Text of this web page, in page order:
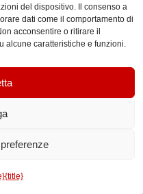
del dispositivo. Il consenso a
dati come il comportamento di
acconsentire o ritirare il
alcune caratteristiche e funzioni.
{title}